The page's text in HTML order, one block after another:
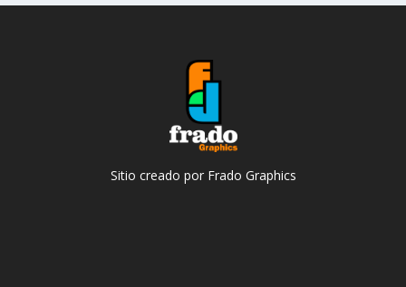
Sitio creado por Frado Graphics